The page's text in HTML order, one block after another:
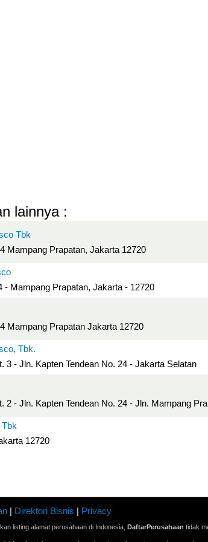
lainnya :
Tbk
Mampang Prapatan, Jakarta 12720
- Mampang Prapatan, Jakarta - 12720
Mampang Prapatan Jakarta 12720
Tbk.
3 - Jln. Kapten Tendean No. 24 - Jakarta Selatan
2 - Jln. Kapten Tendean No. 24 - Jln. Mampang
12720
| Direktori Bisnis | Privacy
listing alamat perusahaan di Indonesia, DaftarPerusahaan tidak